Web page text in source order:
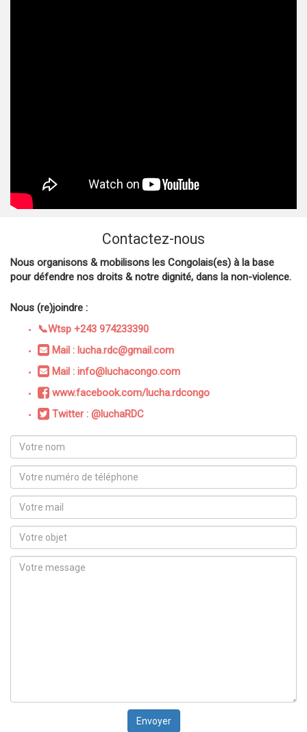
Contactez-nous
Nous organisons & mobilisons les Congolais(es) à la base
pour défendre nos droits & notre dignité, dans la non-violence.
Nous (re)joindre :
📞Wtsp +243 974233390
Mail : lucha.rdc@gmail.com
Mail : info@luchacongo.com
www.facebook.com/lucha.rdcongo
Twitter : @luchaRDC